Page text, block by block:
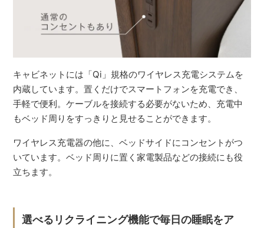
キャビネットには「Qi」規格のワイヤレス充電システムを
内蔵しています。置くだけでスマートフォンを充電でき、
手軽で便利。ケーブルを接続する必要がないため、充電中
もベッド周りをすっきりと見せることができます。
ワイヤレス充電器の他に、ベッドサイドにコンセントがつ
いています。ベッド周りに置く家電製品などの接続にも役
立ちます。
選べるリクライニング機能で毎日の睡眠をア